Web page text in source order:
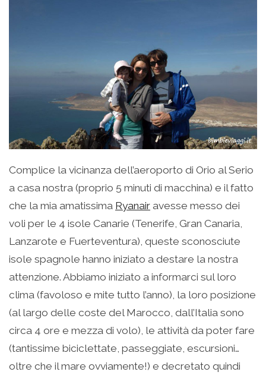
Complice la vicinanza dell’aeroporto di Orio al Serio
a casa nostra (proprio 5 minuti di macchina) e il fatto
che la mia amatissima Ryanair avesse messo dei
voli per le 4 isole Canarie (Tenerife, Gran Canaria,
Lanzarote e Fuerteventura), queste sconosciute
isole spagnole hanno iniziato a destare la nostra
attenzione. Abbiamo iniziato a informarci sul loro
clima (favoloso e mite tutto l’anno), la loro posizione
(al largo delle coste del Marocco, dall’Italia sono
circa 4 ore e mezza di volo), le attività da poter fare
(tantissime biciclettate, passeggiate, escursioni…
oltre che il mare ovviamente!) e decretato quindi